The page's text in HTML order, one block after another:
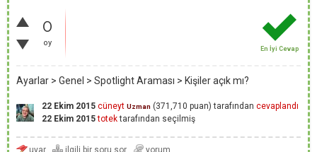
0
oy
En İyi Cevap
Ayarlar > Genel > Spotlight Araması > Kişiler açık mı?
22 Ekim 2015 cüneyt Uzman (371,710 puan) tarafından cevaplandı
22 Ekim 2015 totektarafından seçilmiş